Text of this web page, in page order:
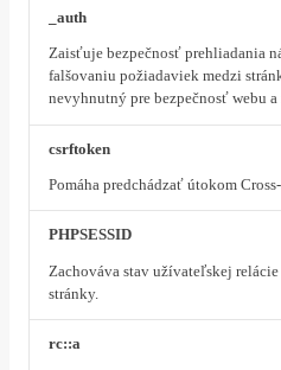
_auth
Zaisťuje bezpečnosť prehliadania
falšovaniu požiadaviek medzi
nevyhnutný pre bezpečnosť webu
csrftoken
Pomáha predchádzať útokom
PHPSESSID
Zachováva stav užívateľskej
stránky.
rc::a